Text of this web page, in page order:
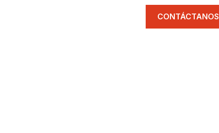
CONTÁCTANOS